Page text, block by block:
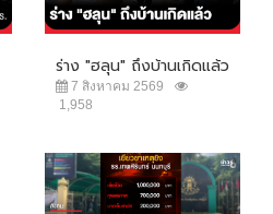
ร่าง "ฮลุน" ถึงบ้านเกิดแล้ว
7 สิงหาคม 2569
1,958